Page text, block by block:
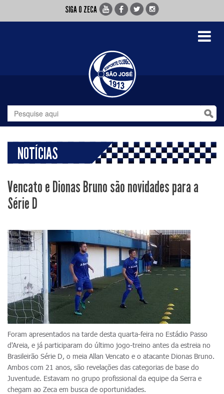
SIGA O ZECA
Toggle
NOTÍCIAS
Vencato e Dionas Bruno são novidades para a
Série D
Foram apresentados na tarde desta quarta-feira no Estádio Passo
d'Areia, e já participaram do último jogo-treino antes da estreia no
Brasileirão Série D, o meia Allan Vencato e o atacante Dionas Bruno.
Ambos com 21 anos, são revelações das categorias de base do
Juventude. Estavam no grupo profissional da equipe da Serra e
chegam ao Zeca em busca de oportunidades.